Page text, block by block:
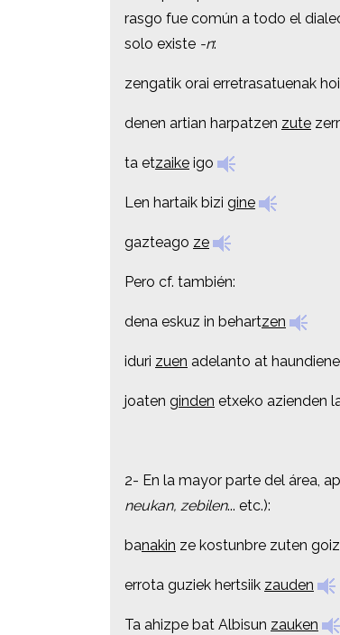
rasgo fue común a todo el
solo existe -n:
zengatik orai erretrasatuenak
denen artian harpatzen zute
ta etzaike igo
Len hartaik bizi gine
gazteago ze
Pero cf. también:
dena eskuz in behartzen
iduri zuen adelanto at
joaten ginden etxeko azienden
2- En la mayor parte del área,
neukan, zebilen... etc.):
banakin ze kostunbre zuten
errota guziek hertsiik zauden
Ta ahizpe bat Albisun zauken
rasgo fue común a todo el
solo existe -n:
zengatik orai erretrasatuenak
denen artian harpatzen zute
ta etzaike igo
Len hartaik bizi gine
gazteago ze
Pero cf. también:
dena eskuz in behartzen
iduri zuen adelanto at
joaten ginden etxeko azienden
2- En la mayor parte del área,
neukan, zebilen... etc.):
banakin ze kostunbre zuten
errota guziek hertsiik zauden
Ta ahizpe bat Albisun zauken